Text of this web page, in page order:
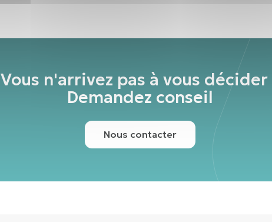
Vous n'arrivez pas à vous décider
Demandez conseil
Nous contacter